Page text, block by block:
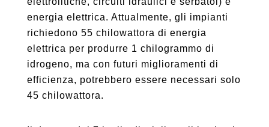
energia elettrica. Attualmente, gli impianti
richiedono 55 chilowattora di energia
elettrica per produrre 1 chilogrammo di
idrogeno, ma con futuri miglioramenti di
efficienza, potrebbero essere necessari solo
45 chilowattora.